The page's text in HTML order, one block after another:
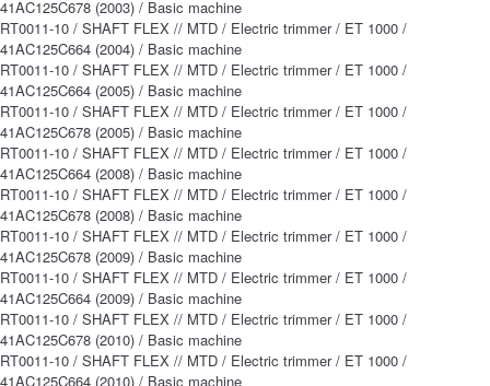
41AC125C678 (2003) / Basic machine
RT0011-10 / SHAFT FLEX // MTD / Electric trimmer / ET 1000 /
41AC125C664 (2004) / Basic machine
RT0011-10 / SHAFT FLEX // MTD / Electric trimmer / ET 1000 /
41AC125C664 (2005) / Basic machine
RT0011-10 / SHAFT FLEX // MTD / Electric trimmer / ET 1000 /
41AC125C678 (2005) / Basic machine
RT0011-10 / SHAFT FLEX // MTD / Electric trimmer / ET 1000 /
41AC125C664 (2008) / Basic machine
RT0011-10 / SHAFT FLEX // MTD / Electric trimmer / ET 1000 /
41AC125C678 (2008) / Basic machine
RT0011-10 / SHAFT FLEX // MTD / Electric trimmer / ET 1000 /
41AC125C678 (2009) / Basic machine
RT0011-10 / SHAFT FLEX // MTD / Electric trimmer / ET 1000 /
41AC125C664 (2009) / Basic machine
RT0011-10 / SHAFT FLEX // MTD / Electric trimmer / ET 1000 /
41AC125C678 (2010) / Basic machine
RT0011-10 / SHAFT FLEX // MTD / Electric trimmer / ET 1000 /
41AC125C664 (2010) / Basic machine